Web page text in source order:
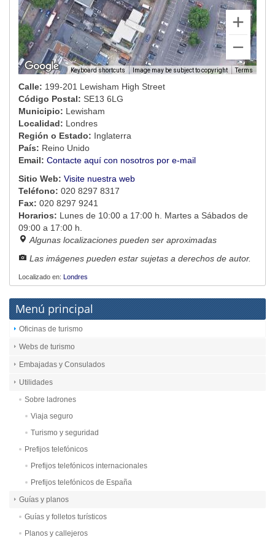
Keyboard shortcuts Image may be subject to copyright Terms
Calle: 199-201 Lewisham High Street
Código Postal: SE13 6LG
Municipio: Lewisham
Localidad: Londres
Región o Estado: Inglaterra
País: Reino Unido
Email: Contacte aquí con nosotros por e-mail
Sitio Web: Visite nuestra web
Teléfono: 020 8297 8317
Fax: 020 8297 9241
Horarios: Lunes de 10:00 a 17:00 h. Martes a Sábados de
09:00 a 17:00 h.
Algunas localizaciones pueden ser aproximadas
Las imágenes pueden estar sujetas a derechos de autor.
Localizado en: Londres
Menú principal
Oficinas de turismo
Webs de turismo
Embajadas y Consulados
Utilidades
Sobre ladrones
Viaja seguro
Turismo y seguridad
Prefijos telefónicos
Prefijos telefónicos internacionales
Prefijos telefónicos de España
Guías y planos
Guías y folletos turísticos
Planos y callejeros